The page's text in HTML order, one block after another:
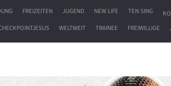
FREIZEITEN JUGEND NEW LIFE TEN SING
WELTWEIT TRAINEE FREIWILLIGE